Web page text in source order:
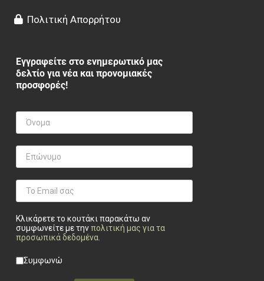
Πολιτική Απορρήτου
Εγγραφείτε στο ενημερωτικό μας
δελτίο για νέα και προνομιακές
προσφορές!
Κλικάρετε το κουτάκι παρακάτω αν
συμφωνείτε με τηνπολιτική μας για τα
προσωπικά δεδομένα.
Privacy checkbox
Συμφωνώ